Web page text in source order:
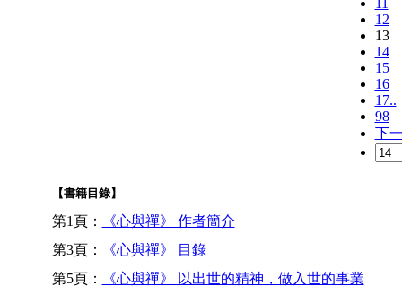
12
13
14
15
16
17..
98
下
【書籍目錄】
第1頁：
《心與禪》 作者簡介
第3頁：
《心與禪》 目錄
第5頁：
《心與禪》 以出世的精神，做入世的事業